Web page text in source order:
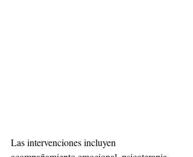
Las intervenciones incluyen